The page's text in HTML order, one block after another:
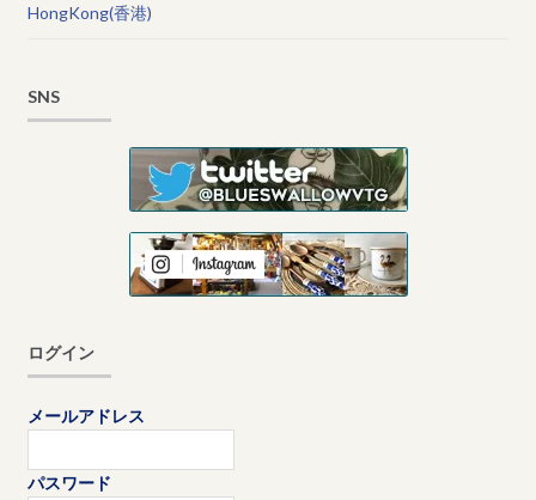
HongKong(香港)
SNS
ログイン
メールアドレス
パスワード